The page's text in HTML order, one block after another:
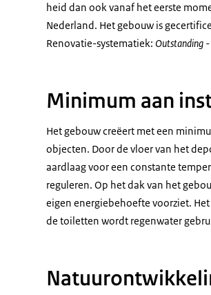
heid dan ook vanaf het eerste
Nederland. Het gebouw is
Renovatie-systematiek: Outstanding
Minimum aan
Het gebouw creëert met een
objecten. Door de vloer van het
aardlaag voor een constante
reguleren. Op het dak van het
eigen energiebehoefte voorziet.
de toiletten wordt regenwater